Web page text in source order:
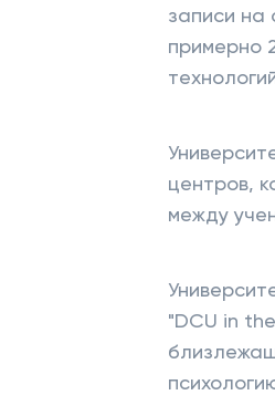
записи на
примерно
центров,
между
"DCU in